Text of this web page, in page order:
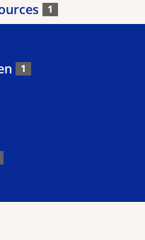
1
1